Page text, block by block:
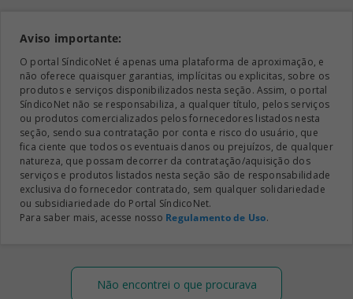
Aviso importante:
O portal SíndicoNet é apenas uma plataforma de aproximação, e
não oferece quaisquer garantias, implícitas ou explicitas, sobre os
produtos e serviços disponibilizados nesta seção. Assim, o portal
SíndicoNet não se responsabiliza, a qualquer título, pelos serviços
ou produtos comercializados pelos fornecedores listados nesta
seção, sendo sua contratação por conta e risco do usuário, que
fica ciente que todos os eventuais danos ou prejuízos, de qualquer
natureza, que possam decorrer da contratação/aquisição dos
serviços e produtos listados nesta seção são de responsabilidade
exclusiva do fornecedor contratado, sem qualquer solidariedade
ou subsidiariedade do Portal SíndicoNet.
Para saber mais, acesse nosso Regulamento de Uso.
Não encontrei o que procurava